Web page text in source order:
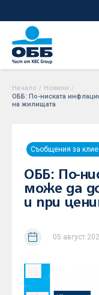
Начало / Новини /
ОББ: По-ниската
на жилищата
Съобщения за
ОББ: По-
може да
и при
05 август